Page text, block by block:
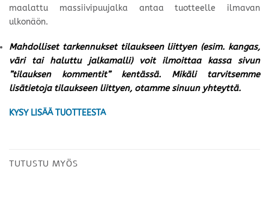
maalattu massiivipuujalka antaa tuotteelle ilmavan
ulkonäön.
Mahdolliset tarkennukset tilaukseen liittyen (esim. kangas,
väri tai haluttu jalkamalli) voit ilmoittaa kassa sivun
”tilauksen kommentit” kentässä. Mikäli tarvitsemme
lisätietoja tilaukseen liittyen, otamme sinuun yhteyttä.
KYSY LISÄÄ TUOTTEESTA
TUTUSTU MYÖS